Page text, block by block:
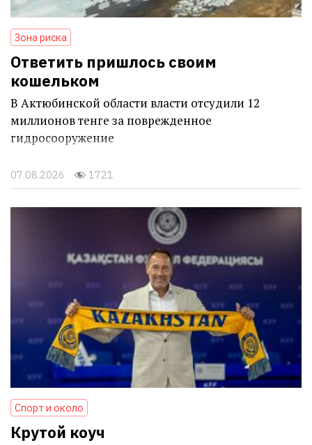
Зона риска
Ответить пришлось своим
кошельком
В Актюбинской области власти отсудили 12
миллионов тенге за поврежденное
гидросооружение
07.08.2026 1721
Спорт и около
Крутой коуч